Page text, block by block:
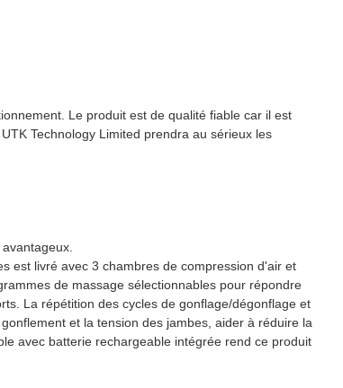
Le produit est de qualité fiable car il est
Technology Limited prendra au sérieux les
est livré avec 3 chambres de compression d'air et
de massage sélectionnables pour répondre
La répétition des cycles de gonflage/dégonflage et
et la tension des jambes, aider à réduire la
avec batterie rechargeable intégrée rend ce produit